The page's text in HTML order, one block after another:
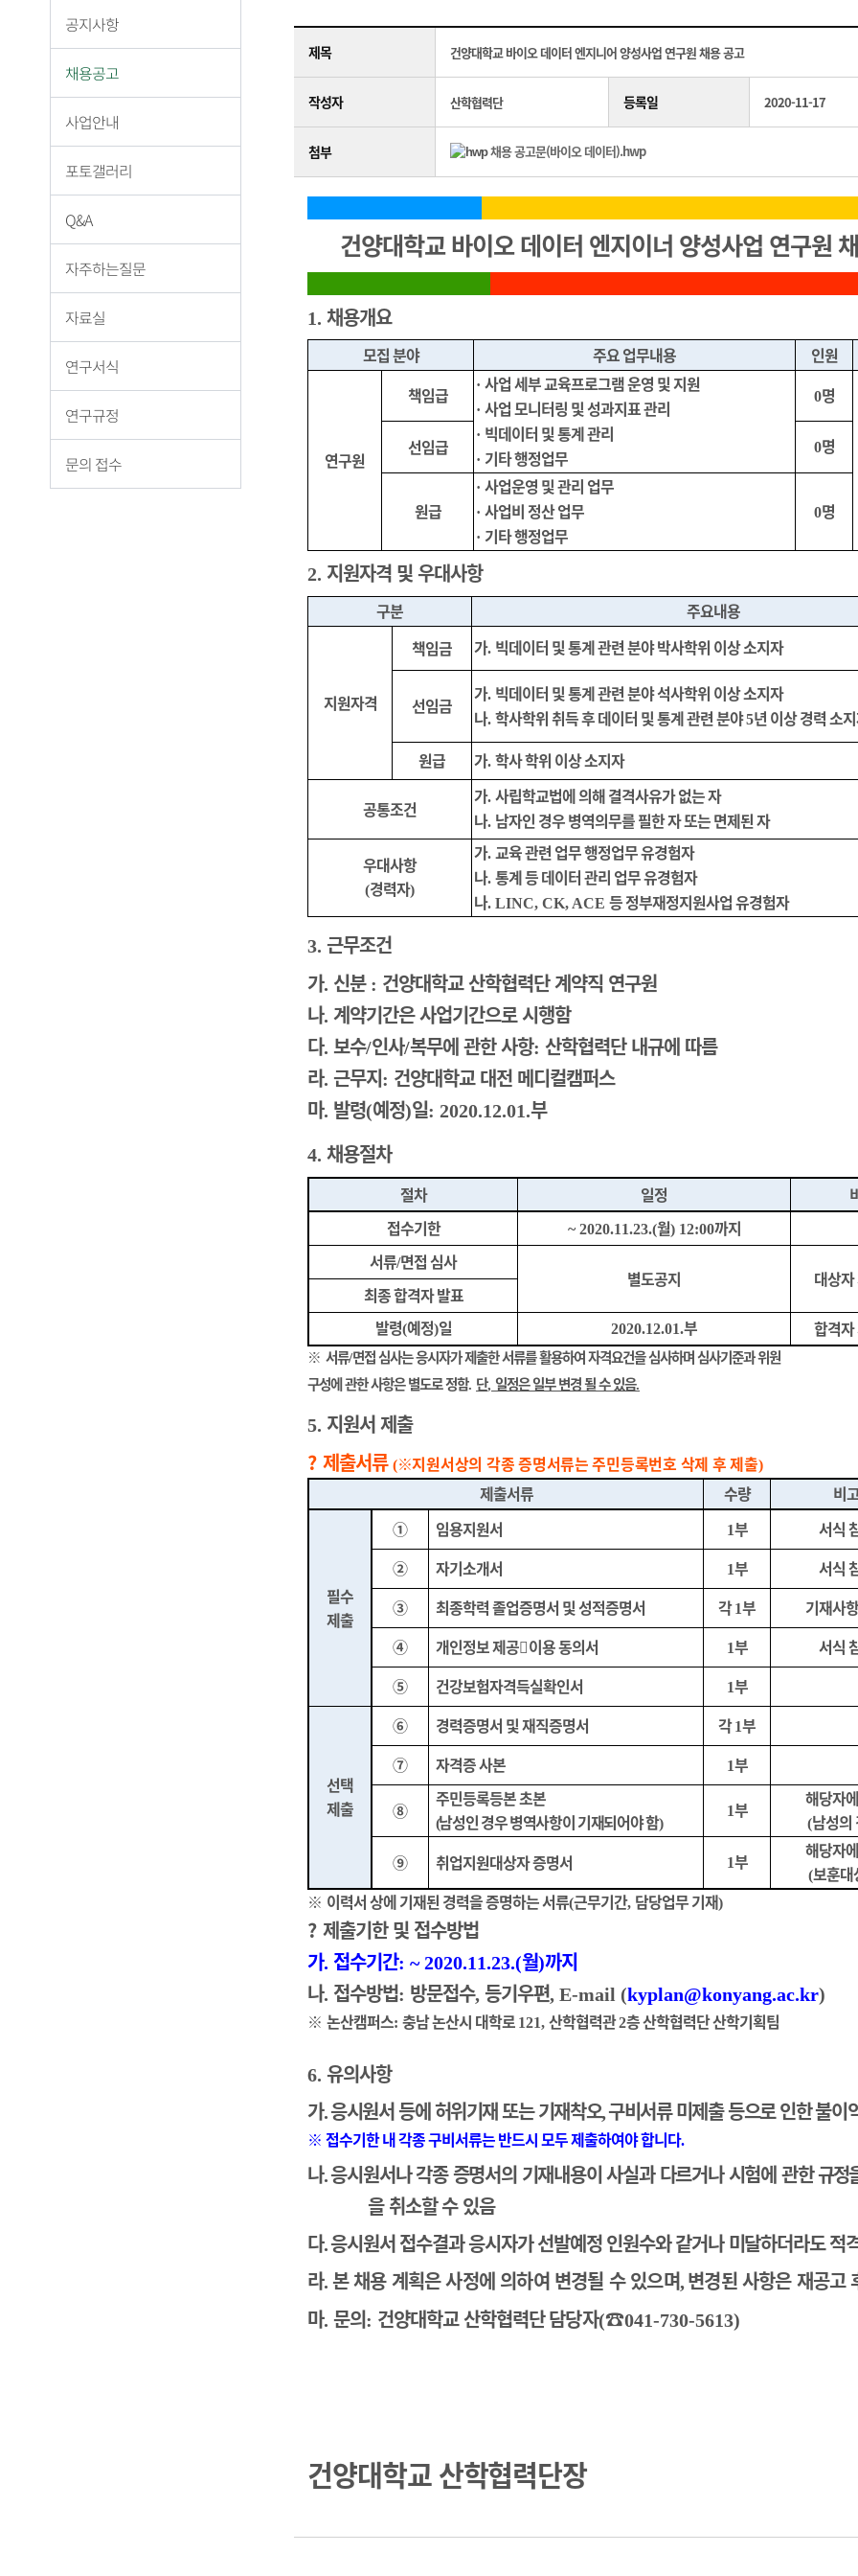
공지사항
채용공고
사업안내
포토갤러리
Q&A
자주하는질문
자료실
연구서식
연구규정
문의 접수
제목 건양대학교 바이오 데이터 엔지니어 양성사업 연구원 채용 공고
작성자 산학협력단 등록일 2020-11-17
첨부 채용 공고문(바이오 데이터).hwp
건양대학교 바이오 데이터 엔지이너 양성사업 연구원
1. 채용개요
모집 분야 주요 업무내용 인원
연구원
책임급 · 사업 세부 교육프로그램 운영 및 지원
· 사업 모니터링 및 성과지표 관리
· 빅데이터 및 통계 관리
· 기타 행정업무
0명
선임급 0명
원급
· 사업운영 및 관리 업무
· 사업비 정산 업무
· 기타 행정업무
0명
2. 지원자격 및 우대사항
구분 주요내용
지원자격
책임금 가. 빅데이터 및 통계 관련 분야 박사학위 이상 소지자
선임금
가. 빅데이터 및 통계 관련 분야 석사학위 이상 소지자
나. 학사학위 취득 후 데이터 및 통계 관련 분야5년 이상 경력 소
원급
가. 학사 학위 이상 소지자
공통조건
가. 사립학교법에 의해 결격사유가 없는 자
나. 남자인 경우 병역의무를 필한 자 또는 면제된 자
우대사항
(경력자)
가. 교육 관련 업무 행정업무 유경험자
나. 통계 등 데이터 관리 업무 유경험자
나. LINC, CK, ACE 등 정부재정지원사업 유경험자
3. 근무조건
가. 신분 : 건양대학교 산학협력단 계약직 연구원
나. 계약기간은 사업기간으로 시행함
다. 보수/인사/복무에 관한 사항: 산학협력단 내규에 따름
라. 근무지: 건양대학교 대전 메디컬캠퍼스
마. 발령(예정)일: 2020.12.01.부
4. 채용절차
절차 일정
접수기한
~ 2020.11.23.(월) 12:00까지
서류/면접 심사
별도공지 대상
최종 합격자 발표
발령(예정)일 2020.12.01.부 합격
※ 서류/면접 심사는 응시자가 제출한 서류를 활용하여 자격요건을 심사하며 심사기준과 위원
구성에 관한 사항은 별도로 정함. 단, 일정은 일부 변경 될 수 있음.
5. 지원서 제출
? 제출서류 (※지원서상의 각종 증명서류는 주민등록번호 삭제 후 제출)
제출서류 수량 비
필수
제출
① 임용지원서 1부
서식
②
자기소개서 1부
서식
③
최종학력 졸업증명서 및 성적증명서 각1부
기재사
④
개인정보 제공이용 동의서 1부
서식
⑤
건강보험자격득실확인서 1부
선택
제출
⑥ 경력증명서 및 재직증명서 각1부
⑦
자격증 사본 1부
⑧
주민등록등본 초본
(남성인 경우 병역사항이 기재되어야 함)
1부 해당자
(남성의
⑨ 취업지원대상자 증명서 1부 해당자
(보훈대
※ 이력서 상에 기재된 경력을 증명하는 서류(근무기간, 담당업무 기재)
? 제출기한 및 접수방법
가. 접수기간: ~ 2020.11.23.(월)까지
나. 접수방법: 방문접수, 등기우편, E-mail (kyplan@konyang.ac.kr)
※ 논산캠퍼스: 충남 논산시 대학로 121, 산학협력관2층 산학협력단 산학기획팀
6. 유의사항
가.응시원서 등에 허위기재 또는 기재착오,구비서류 미제출 등으로 인한불이
※ 접수기한 내 각종 구비서류는 반드시 모두 제출하여야 합니다.
나.응시원서나 각종 증명서의 기재내용이 사실과 다르거나 시험에 관한규정
을 취소할 수 있음
다.응시원서 접수결과 응시자가 선발예정 인원수와 같거나 미달하더라도 적
라. 본 채용 계획은 사정에 의하여 변경될 수 있으며,변경된 사항은 재공고
마. 문의: 건양대학교 산학협력단담당자(☎041-730-5613)
건양대학교 산학협력단장